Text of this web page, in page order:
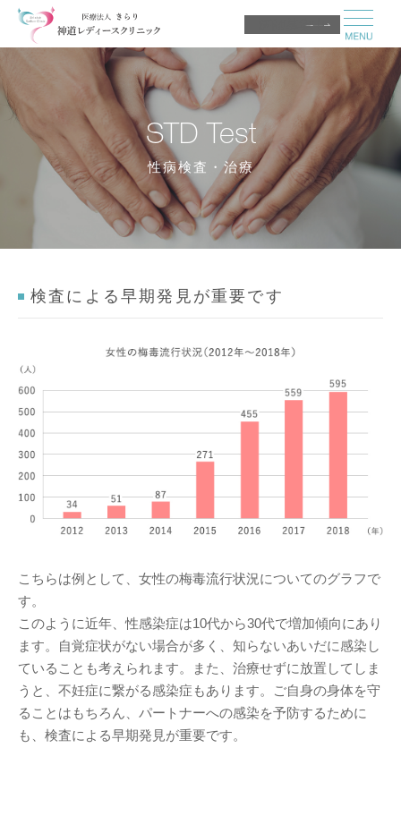
医師募集中
STD Test
性病検査・治療
検査による早期発見が重要です
こちらは例として、女性の梅毒流行状況についてのグラフで
す。
このように近年、性感染症は10代から30代で増加傾向にあり
ます。自覚症状がない場合が多く、知らないあいだに感染し
ていることも考えられます。また、治療せずに放置してしま
うと、不妊症に繋がる感染症もあります。ご自身の身体を守
ることはもちろん、パートナーへの感染を予防するために
も、検査による早期発見が重要です。